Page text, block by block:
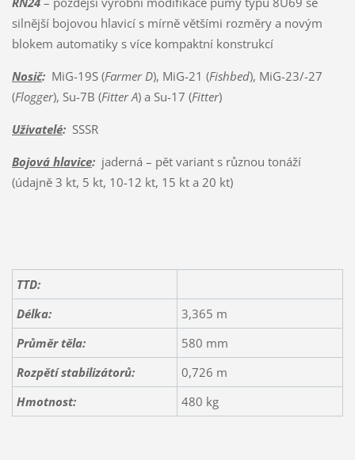
silnější bojovou hlavicí s mírně většími rozměry a novým
blokem automatiky s více kompaktní konstrukcí
Nosič:MiG-19S (Farmer D), MiG-21 (Fishbed), MiG-23/-27
(Flogger), Su-7B (Fitter A) a Su-17 (Fitter)
Uživatelé:SSSR
Bojová hlavice:jaderná – pět variant s různou tonáží
(údajně 3 kt, 5 kt, 10-12 kt, 15 kt a 20 kt)
TTD:
Délka:
3,365 m
Průměr těla:
580 mm
Rozpětí stabilizátorů:
0,726 m
Hmotnost:
480 kg